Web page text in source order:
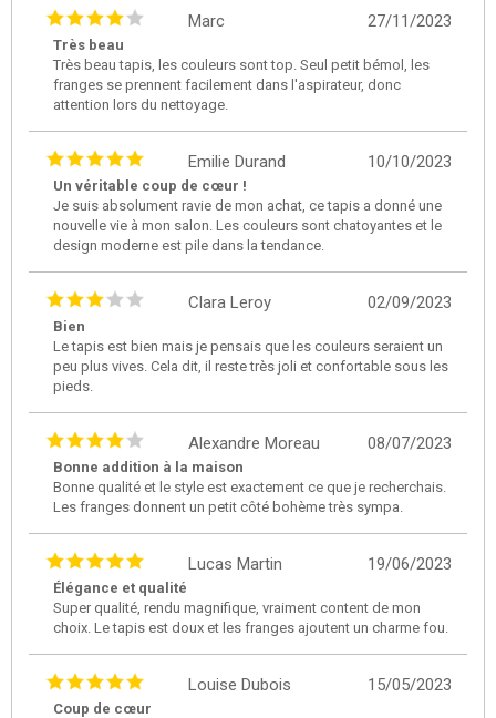
27/11/2023
Marc
Très beau
Très beau tapis, les couleurs sont top. Seul petit bémol, les
franges se prennent facilement dans l'aspirateur, donc
attention lors du nettoyage.
10/10/2023
Emilie Durand
Un véritable coup de cœur !
Je suis absolument ravie de mon achat, ce tapis a donné une
nouvelle vie à mon salon. Les couleurs sont chatoyantes et le
design moderne est pile dans la tendance.
02/09/2023
Clara Leroy
Bien
Le tapis est bien mais je pensais que les couleurs seraient un
peu plus vives. Cela dit, il reste très joli et confortable sous les
pieds.
08/07/2023
Alexandre Moreau
Bonne addition à la maison
Bonne qualité et le style est exactement ce que je recherchais.
Les franges donnent un petit côté bohème très sympa.
19/06/2023
Lucas Martin
Élégance et qualité
Super qualité, rendu magnifique, vraiment content de mon
choix. Le tapis est doux et les franges ajoutent un charme fou.
15/05/2023
Louise Dubois
Coup de cœur